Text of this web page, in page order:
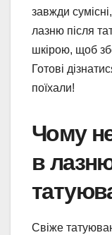
завжди
лазню після
шкірою, щоб
Готові
поїхали!
Чому
в
Свіже